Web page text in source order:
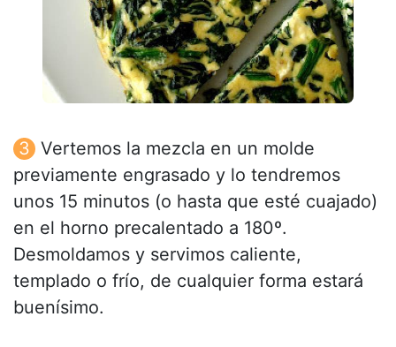
Vertemos la mezcla en un molde
previamente engrasado y lo tendremos
unos 15 minutos (o hasta que esté cuajado)
en el horno precalentado a 180º.
Desmoldamos y servimos caliente,
templado o frío, de cualquier forma estará
buenísimo.